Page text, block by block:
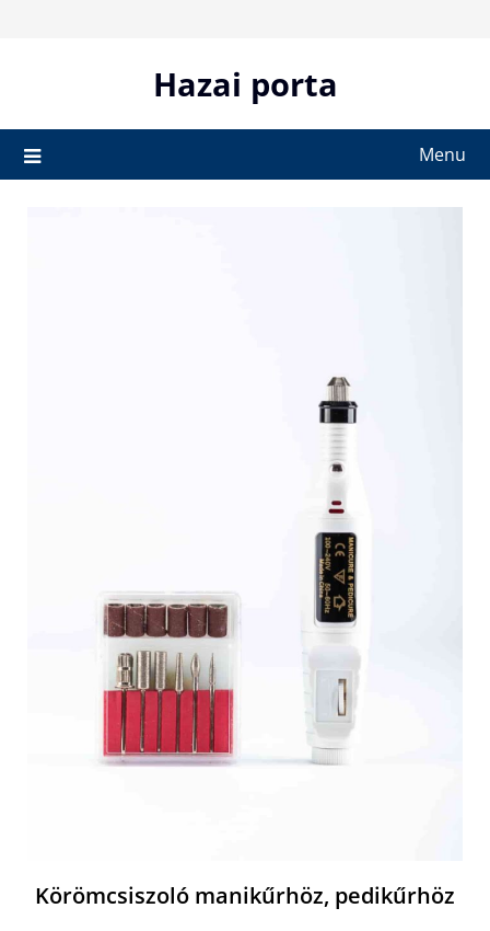
Hazai porta
Menu
Körömcsiszoló manikűrhöz, pedikűrhöz